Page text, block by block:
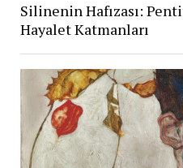
Silinenin Hafızası:
Hayalet Katmanları